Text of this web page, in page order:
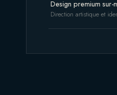
Design premium sur-
Direction artistique et